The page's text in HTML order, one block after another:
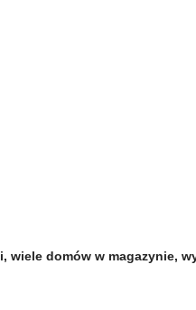
wiele domów w magazynie,